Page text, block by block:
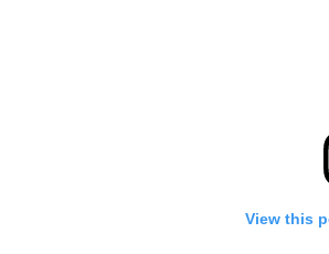
View this